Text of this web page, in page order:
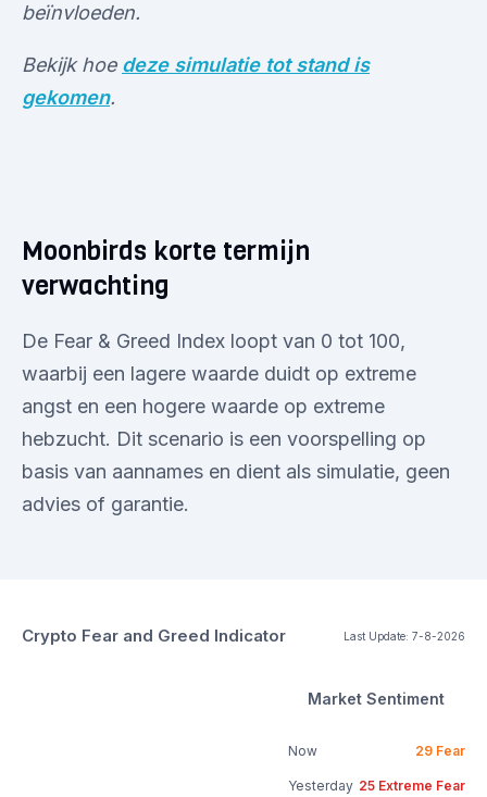
beïnvloeden.
Bekijk hoe deze simulatie tot stand is
gekomen.
Moonbirds korte termijn
verwachting
De Fear & Greed Index loopt van 0 tot 100,
waarbij een lagere waarde duidt op extreme
angst en een hogere waarde op extreme
hebzucht. Dit scenario is een voorspelling op
basis van aannames en dient als simulatie, geen
advies of garantie.
Crypto Fear and Greed Indicator Last Update: 7-8-2026
Market Sentiment
Now 29 Fear
Yesterday 25 Extreme Fear